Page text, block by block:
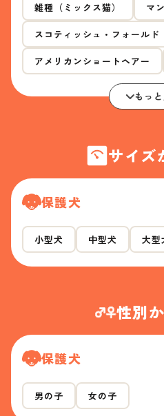
雑種（ミックス猫） マ
スコティッシュ・フォールド
アメリカンショートヘアー
もっ
サイズ
保護犬
小型犬 中型犬 大型
性別
保護犬
男の子 女の子